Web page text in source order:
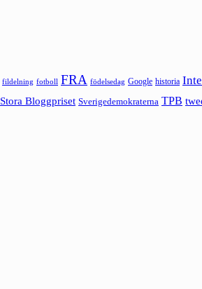
fildelning fotboll FRA födelsedag Google historia
Stora Bloggpriset Sverigedemokraterna TPB